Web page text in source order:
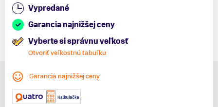
Vypredané
Garancia najnižšej ceny
Vyberte si správnu veľkosť
Otvoriť veľkostnú tabuľku
Garancia najnižšej ceny